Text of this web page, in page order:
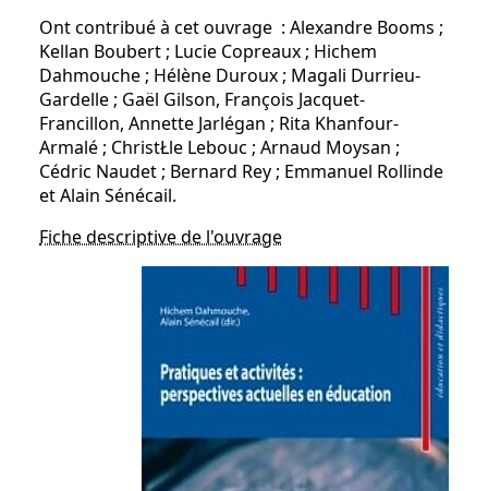
Ont contribué à cet ouvrage : Alexandre Booms ;
Kellan Boubert ; Lucie Copreaux ; Hichem
Dahmouche ; Hélène Duroux ; Magali Durrieu-
Gardelle ; Gaël Gilson, François Jacquet-
Francillon, Annette Jarlégan ; Rita Khanfour-
Armalé ; ChristŁle Lebouc ; Arnaud Moysan ;
Cédric Naudet ; Bernard Rey ; Emmanuel Rollinde
et Alain Sénécail.
Fiche descriptive de l'ouvrage